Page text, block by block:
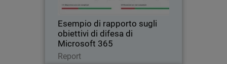
Esempio di rapporto sugli
obiettivi di difesa di
Microsoft 365
Report
Leggi ora